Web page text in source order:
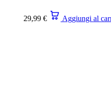
29,99 € Aggiungi al